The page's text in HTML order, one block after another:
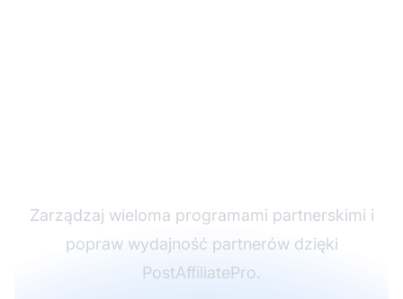
Zarządzaj wieloma programami partnerskimi i
popraw wydajność partnerów dzięki
PostAffiliatePro.